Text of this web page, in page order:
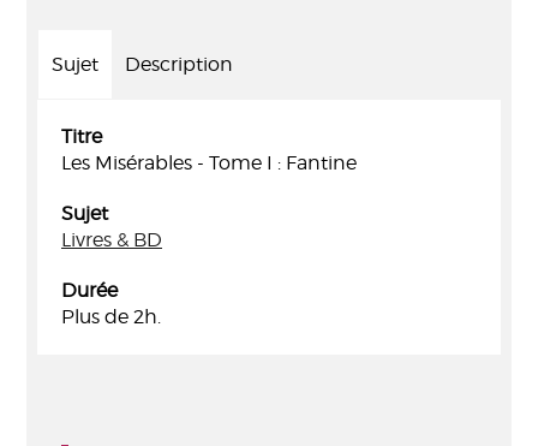
Sujet Description
Titre
Les Misérables - Tome I : Fantine
Sujet
Livres & BD
Durée
Plus de 2h.